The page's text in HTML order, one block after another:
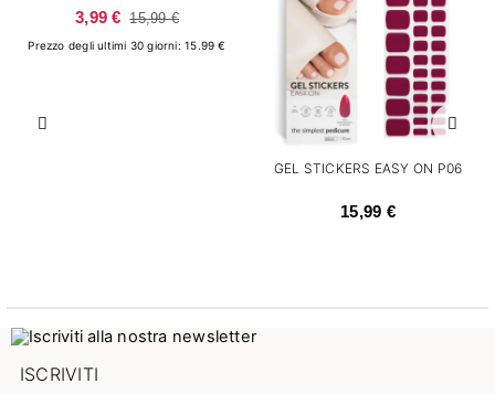
Precedente
3,99 € 15,99 €
Prezzo degli ultimi 30 giorni: 15.99 €
GEL STICKERS EASY ON P06
15,99 €
ISCRIVITI